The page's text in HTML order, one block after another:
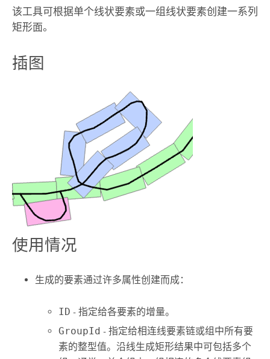
该工具可根据单个线状要素或一组线状要素创建一系列
矩形面。
插图
使用情况
生成的要素通过许多属性创建而成：
ID - 指定给各要素的增量。
GroupId - 指定给相连线要素链或组中所有要
素的整型值。沿线生成矩形结果中可包括多个